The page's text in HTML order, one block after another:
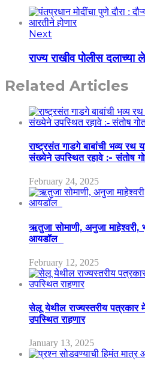
Next
राज्य राखीव पोलीस दलाच्या
Related Articles
राष्ट्रसंत गाडगे बाबांची भव्य रथ
संख्येने उपस्थित रहावे :- संतोष
February 24, 2025
ऋतुजा सोमाणी, अनुजा
आयडॉल
February 12, 2025
सेलू येथील राज्यस्तरीय पत्रकार
उपस्थित राहणार
January 13, 2025